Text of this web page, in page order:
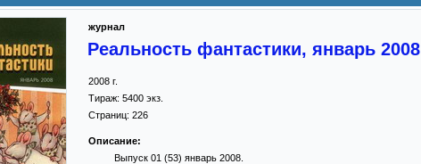
журнал
Реальность фантастики, январь 2008
2008 г.
Тираж: 5400 экз.
Страниц: 226
Описание:
Выпуск 01 (53) январь 2008.